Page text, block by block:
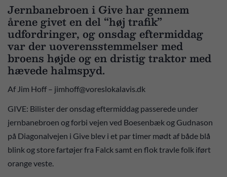
Jernbanebroen i Give har gennem
årene givet en del “høj trafik”
udfordringer, og onsdag eftermiddag
var der uoverensstemmelser med
broens højde og en dristig traktor med
hævede halmspyd.
Af Jim Hoff – jimhoff@voreslokalavis.dk
GIVE: Bilister der onsdag eftermiddag passerede under
jernbanebroen og forbi vejen ved Boesenbæk og Gudnason
på Diagonalvejen i Give blev i et par timer mødt af både blå
blink og store fartøjer fra Falck samt en flok travle folk iført
orange veste.